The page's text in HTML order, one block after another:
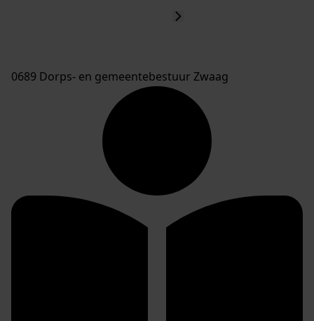
0689 Dorps- en gemeentebestuur Zwaag